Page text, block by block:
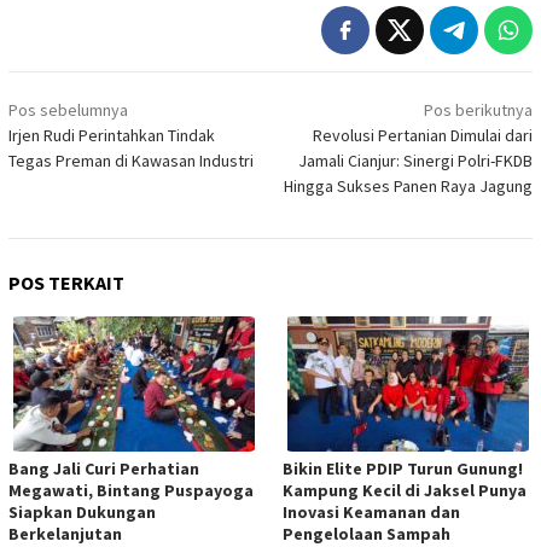
Navigasi
pos
Pos sebelumnya
Irjen Rudi Perintahkan Tindak
Tegas Preman di Kawasan Industri
Pos berikutnya
Revolusi Pertanian Dimulai dari
Jamali Cianjur: Sinergi Polri-FKDB
Hingga Sukses Panen Raya Jagung
POS TERKAIT
Bang Jali Curi Perhatian
Megawati, Bintang Puspayoga
Siapkan Dukungan
Berkelanjutan
Bikin Elite PDIP Turun Gunung!
Kampung Kecil di Jaksel Punya
Inovasi Keamanan dan
Pengelolaan Sampah